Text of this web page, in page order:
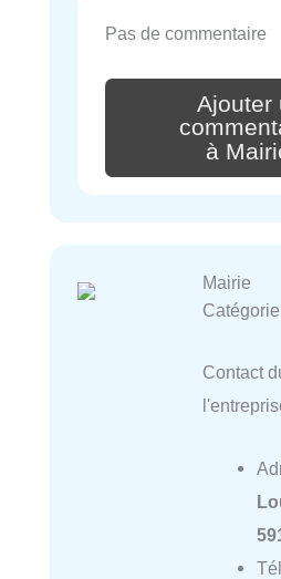
Pas de commentaire
Ajouter
à
Mairie
Contact